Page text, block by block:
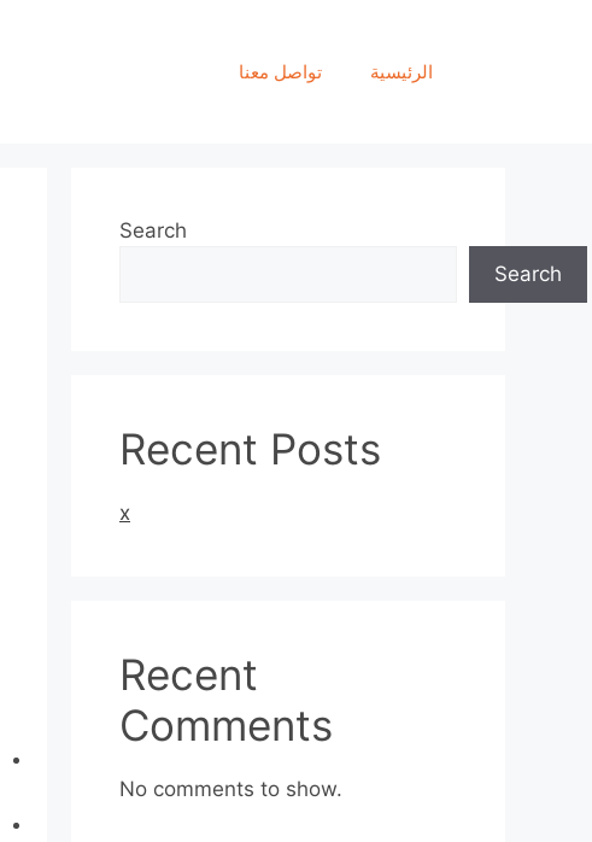
تواصل معنا الرئيسية
Search
Search
Recent Posts
x
Recent
Comments
No comments to show.